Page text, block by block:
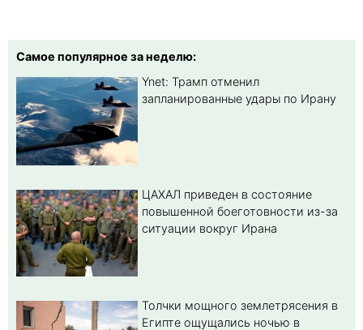
Самое популярное за неделю:
Ynet: Трамп отменил
запланированные удары по Ирану
ЦАХАЛ приведен в состояние
повышенной боеготовности из-за
ситуации вокруг Ирана
Толчки мощного землетрясения в
Египте ощущались ночью в